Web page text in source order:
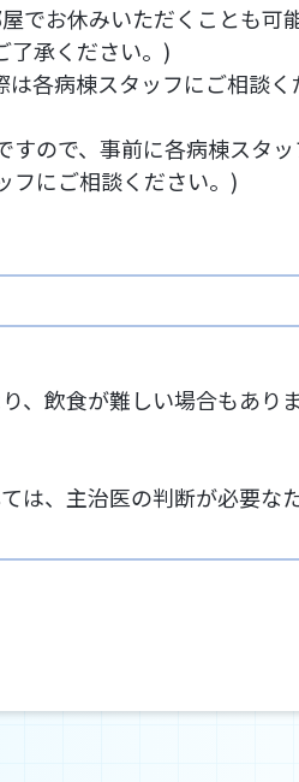
でお休みいただくことも可
了承ください。)
各病棟スタッフにご相談く
ので、事前に各病棟スタ
フにご相談ください。)
、飲食が難しい場合もあり
は、主治医の判断が必要な